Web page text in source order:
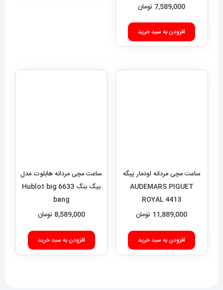
7,589,000 تومان
افزودن به سبد خرید
11,889,000 تومان
افزودن به سبد خرید
8,589,000 تومان
افزودن به سبد خرید